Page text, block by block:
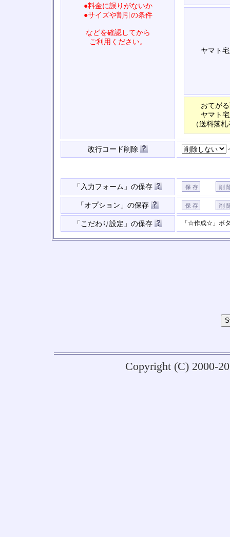
●料金に誤りがないか
●サイズや割引の条件
などを確認してから
ご利用ください。
ヤマト
おてが
ヤマト
（送料落
改行コード削除
「入力フォーム」の保存
「オプション」の保存
「こだわり設定」の保存 「☆作成☆」ボ
Copyright (C) 2000-